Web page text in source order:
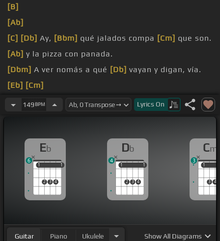
[B]
[Ab]
[C] [Db] Ay, [Bbm] qué jalados compa [Cm] que son.
[Ab] y la pizza con panada.
[Dbm] A ver nomás a qué [Db] vayan y digan, vía.
[Eb] [Cm]
A huevo, vía.
149 BPM Lyrics On
Eb
1
2 3 4
1
1 1
6
Db
1
2 3 4
1
1 1
4
Cm
1
3 4
1
3
Guitar Piano Ukulele ShowAll Diagrams